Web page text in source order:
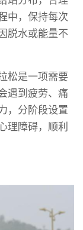
中，保持每次
脱水或能量不
松是一项需要
遇到疲劳、痛
，分阶段设置
理障碍，顺利